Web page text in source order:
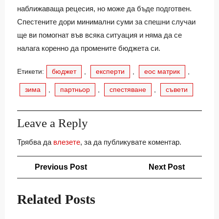
наближаваща рецесия, но може да бъде подготвен.
Спестените дори минимални суми за спешни случаи
ще ви помогнат във всяка ситуация и няма да се
налага коренно да промените бюджета си.
Етикети: бюджет експерти еос матрик
зима партньор спестяване съвети
Leave a Reply
Трябва да влезете, за да публикувате коментар.
Навигация
Previous PostPrevious
Next Post
Related Posts